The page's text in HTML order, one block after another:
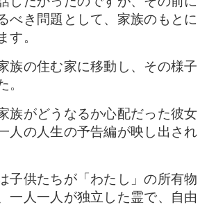
べき問題として、家族のもとに
す。
族の住む家に移動し、その様子
。
族がどうなるか心配だった彼女
人の人生の予告編が映し出され
子供たちが「わたし」の所有物
一人一人が独立した霊で、自由